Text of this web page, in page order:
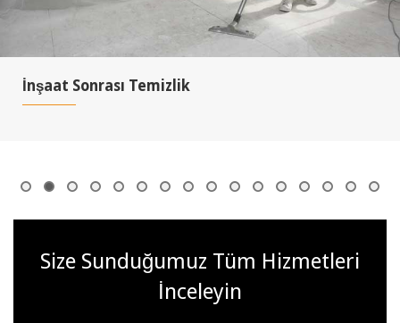
İnşaat Sonrası Temizlik
Size Sunduğumuz Tüm Hizmetleri
İnceleyin